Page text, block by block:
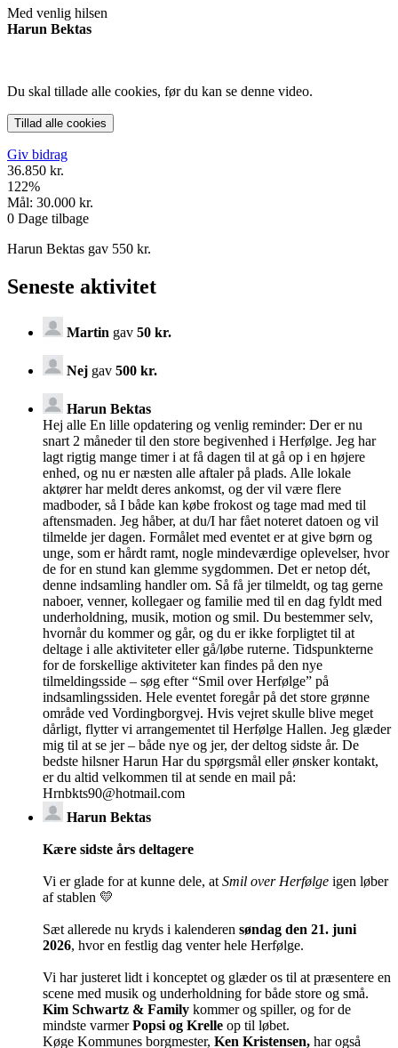
Med venlig hilsen
Harun Bektas
Du skal tillade alle cookies, før du kan se denne video.
Tillad alle cookies
Giv bidrag
36.850 kr.
122%
Mål: 30.000 kr.
0 Dage tilbage
Harun Bektas gav 550 kr.
Seneste aktivitet
Martin gav 50 kr.
Nej gav 500 kr.
Harun Bektas
Hej alle En lille opdatering og venlig reminder: Der er nu
snart 2 måneder til den store begivenhed i Herfølge. Jeg har
lagt rigtig mange timer i at få dagen til at gå op i en højere
enhed, og nu er næsten alle aftaler på plads. Alle lokale
aktører har meldt deres ankomst, og der vil være flere
madboder, så I både kan købe frokost og tage mad med til
aftensmaden. Jeg håber, at du/I har fået noteret datoen og vil
tilmelde jer dagen. Formålet med eventet er at give børn og
unge, som er hårdt ramt, nogle mindeværdige oplevelser, hvor
de for en stund kan glemme sygdommen. Det er netop dét,
denne indsamling handler om. Så få jer tilmeldt, og tag gerne
naboer, venner, kollegaer og familie med til en dag fyldt med
underholdning, musik, motion og smil. Du bestemmer selv,
hvornår du kommer og går, og du er ikke forpligtet til at
deltage i alle aktiviteter eller gå/løbe ruterne. Tidspunkterne
for de forskellige aktiviteter kan findes på den nye
tilmeldingsside – søg efter “Smil over Herfølge” på
indsamlingssiden. Hele eventet foregår på det store grønne
område ved Vordingborgvej. Hvis vejret skulle blive meget
dårligt, flytter vi arrangementet til Herfølge Hallen. Jeg glæder
mig til at se jer – både nye og jer, der deltog sidste år. De
bedste hilsner Harun Har du spørgsmål eller ønsker kontakt,
er du altid velkommen til at sende en mail på:
Hrnbkts90@hotmail.com
Harun Bektas
Kære sidste års deltagere
Vi er glade for at kunne dele, at Smil over Herfølge igen løber
af stablen 💛
Sæt allerede nu kryds i kalenderen søndag den 21. juni
2026, hvor en festlig dag venter hele Herfølge.
Vi har justeret lidt i konceptet og glæder os til at præsentere en
scene med musik og underholdning for både store og små.
Kim Schwartz & Family kommer og spiller, og for de
mindste varmerPopsi og Krelle op til løbet.
Køge Kommunes borgmester, Ken Kristensen, har også